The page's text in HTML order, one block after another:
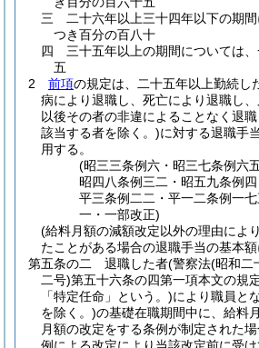
三
二十六年以上三十四年以下の期
つき百分の百八十
四
三十五年以上の期間については
五
2
前項の規定は、二十五年以上勤続し
病により退職し、死亡により退職し
以後その者の非違によることなく退
該当する者を除く。)に対する退職手
用する。
(昭三三条例六・昭三七条例六
昭四八条例三二・昭五九条例
平三条例二二・平一二条例一
一・一部改正)
(給料月額の減額改定以外の理由によ
たことがある場合の退職手当の基本
第五条の二
退職した者(警察法(昭和二
二号)第五十六条の四第一項本文の規
「特定任命」という。)により職員と
を除く。)の基礎在職期間中に、給料
月額の改定をする条例が制定された